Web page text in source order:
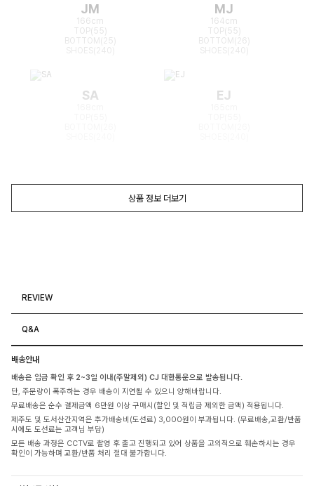
JM
166cm
TOP(55)
BOTTOM(25)
MJ
164cm
TOP(55)
BOTTOM(26)
SA EJ
상품 정보 더보기
REVIEW
Q&A
배송안내
배송은 입금 확인 후 2~3일 이내(주말제외) CJ 대한통운으로 발송됩니다.
단, 주문량이 폭주하는 경우 배송이 지연될 수 있으니 양해바랍니다.
무료배송은 순수 결제금액 6만원 이상 구매시(할인 및 적립금 제외한 금액) 적용됩니다.
제주도 및 도서산간지역은 추가배송비(도선료) 3,000원이 부과됩니다. (무료배송,교환/반품
시에도 도선료는 고객님 부담)
모든 배송 과정은 CCTV로 촬영 후 출고 진행되고 있어 상품을 고의적으로 훼손하시는 경우
확인이 가능하며 교환/반품 처리 절대 불가합니다.